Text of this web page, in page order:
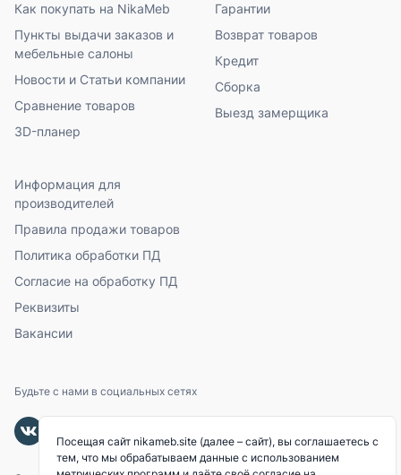
Как покупать на NikaMeb
Пункты выдачи заказов и
мебельные салоны
Новости и Статьи компании
Сравнение товаров
3D-планер
Гарантии
Возврат товаров
Кредит
Сборка
Выезд замерщика
Информация для
производителей
Правила продажи товаров
Политика обработки ПД
Согласие на обработку ПД
Реквизиты
Вакансии
Будьте с нами в социальных сетях
Посещая сайт nikameb.site (далее – сайт), вы соглашаетесь с
тем, что мы обрабатываем данные с использованием